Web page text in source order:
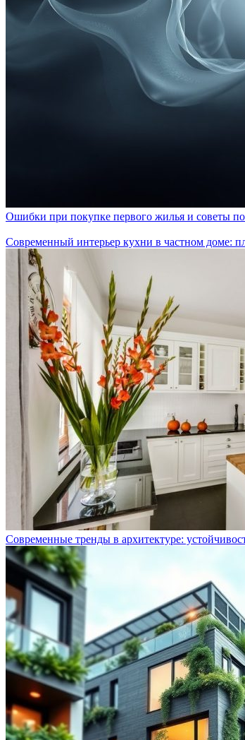
Ошибки при покупке первого жилья и советы
Современный интерьер кухни в частном доме:
Современные тренды в архитектуре: